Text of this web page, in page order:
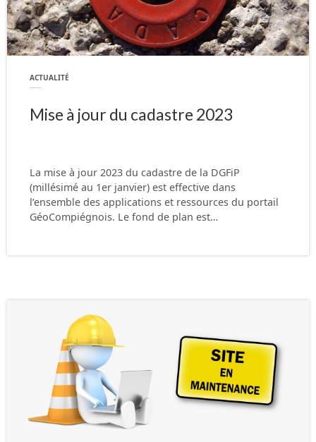
ACTUALITÉ
Mise à jour du cadastre 2023
La mise à jour 2023 du cadastre de la DGFiP
(millésimé au 1er janvier) est effective dans
l’ensemble des applications et ressources du portail
GéoCompiégnois. Le fond de plan est…